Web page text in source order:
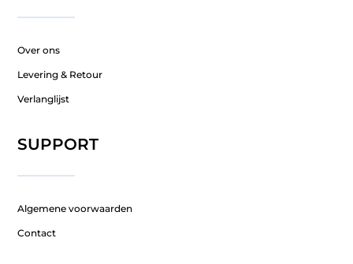
Over ons
Levering & Retour
Verlanglijst
SUPPORT
Algemene voorwaarden
Contact